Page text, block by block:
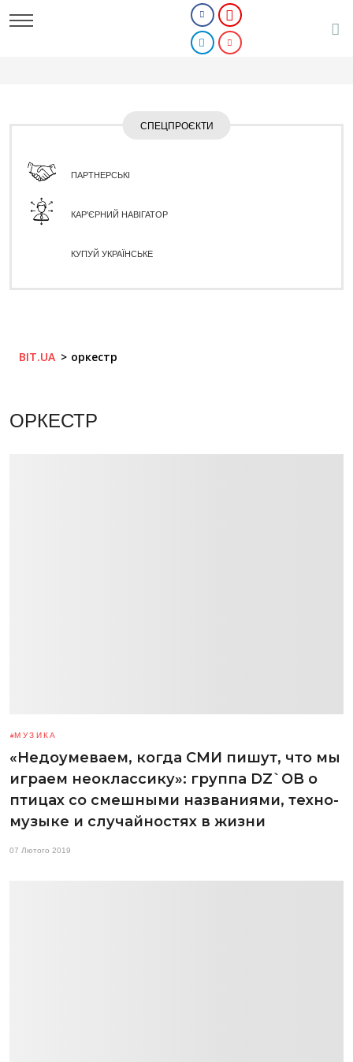
СПЕЦПРОЄКТИ
ПАРТНЕРСЬКІ
КАР'ЄРНИЙ НАВІГАТОР
КУПУЙ УКРАЇНСЬКЕ
BIT.UA оркестр
ОРКЕСТР
МУЗИКА
«Недоумеваем, когда СМИ пишут, что мы
играем неоклассику»: группа DZ`OB о
птицах со смешными названиями, техно-
музыке и случайностях в жизни
07 Лютого 2019